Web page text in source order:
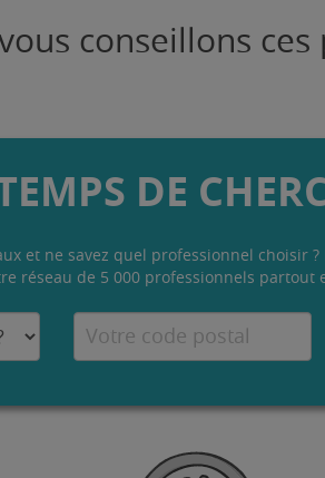
conseillons ces
DE
et ne savez quel professionnel choisir
réseau de 5 000 professionnels partout